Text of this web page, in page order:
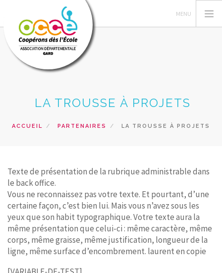
GERER SA COOPERATIVE
PRETS ET SERVICES
RECHERCHER
CONTACT
LA TROUSSE À PROJETS
ACCUEIL PARTENAIRES LA TROUSSE À PROJETS
Texte de présentation de la rubrique administrable dans
le back office.
Vous ne reconnaissez pas votre texte. Et pourtant, d’une
certaine façon, c’est bien lui. Mais vous n’avez sous les
yeux que son habit typographique. Votre texte aura la
même présentation que celui-ci : même caractère, même
corps, même graisse, même justification, longueur de la
ligne, même surface d’encombrement. laurent en copie